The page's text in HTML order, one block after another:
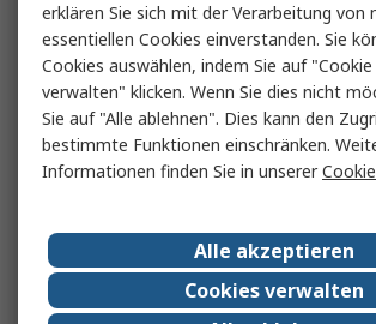
erklären Sie sich mit der Verarbeitung von
essentiellen Cookies einverstanden. Sie
Cookies auswählen, indem Sie auf
verwalten" klicken. Wenn Sie dies nicht
Sie auf "Alle ablehnen". Dies kann den
bestimmte Funktionen einschränken.
Informationen finden Sie in unserer
Alle akzeptieren
Cookies verwalten